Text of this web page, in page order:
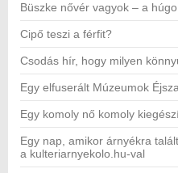
Büszke nővér vagyok – a
Cipő teszi a férfit?
Csodás hír, hogy milyen
Egy elfuserált Múzeumok
Egy komoly nő komoly
Egy nap, amikor árnyékra
a kulteriarnyekolo.hu-val